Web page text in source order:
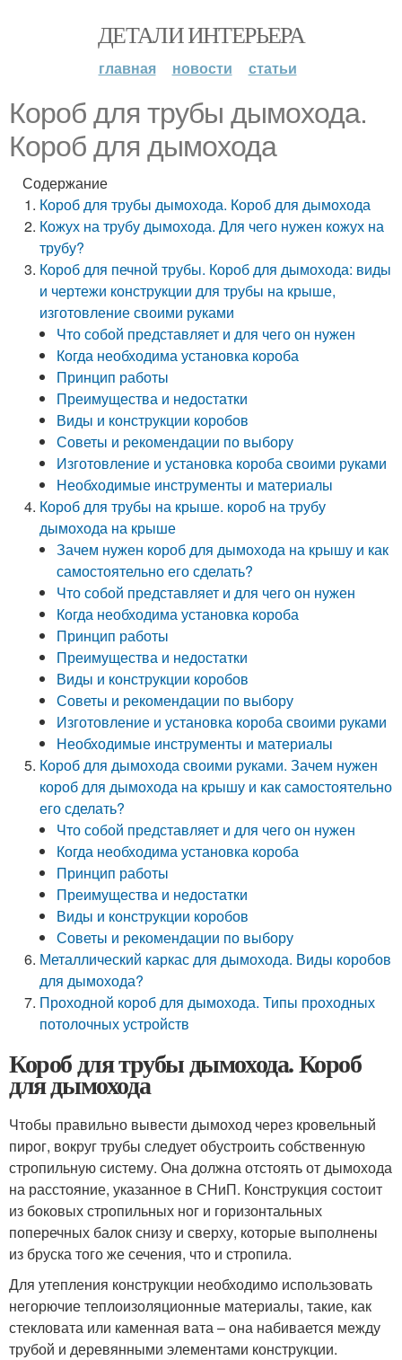
ДЕТАЛИ ИНТЕРЬЕРА
главная новости статьи
Короб для трубы дымохода.
Короб для дымохода
Содержание
Короб для трубы дымохода. Короб для дымохода
Кожух на трубу дымохода. Для чего нужен кожух на
трубу?
Короб для печной трубы. Короб для дымохода: виды
и чертежи конструкции для трубы на крыше,
изготовление своими руками
Что собой представляет и для чего он нужен
Когда необходима установка короба
Принцип работы
Преимущества и недостатки
Виды и конструкции коробов
Советы и рекомендации по выбору
Изготовление и установка короба своими руками
Необходимые инструменты и материалы
Короб для трубы на крыше. короб на трубу
дымохода на крыше
Зачем нужен короб для дымохода на крышу и как
самостоятельно его сделать?
Что собой представляет и для чего он нужен
Когда необходима установка короба
Принцип работы
Преимущества и недостатки
Виды и конструкции коробов
Советы и рекомендации по выбору
Изготовление и установка короба своими руками
Необходимые инструменты и материалы
Короб для дымохода своими руками. Зачем нужен
короб для дымохода на крышу и как самостоятельно
его сделать?
Что собой представляет и для чего он нужен
Когда необходима установка короба
Принцип работы
Преимущества и недостатки
Виды и конструкции коробов
Советы и рекомендации по выбору
Металлический каркас для дымохода. Виды коробов
для дымохода?
Проходной короб для дымохода. Типы проходных
потолочных устройств
Короб для трубы дымохода. Короб
для дымохода
Чтобы правильно вывести дымоход через кровельный
пирог, вокруг трубы следует обустроить собственную
стропильную систему. Она должна отстоять от дымохода
на расстояние, указанное в СНиП. Конструкция состоит
из боковых стропильных ног и горизонтальных
поперечных балок снизу и сверху, которые выполнены
из бруска того же сечения, что и стропила.
Для утепления конструкции необходимо использовать
негорючие теплоизоляционные материалы, такие, как
стекловата или каменная вата – она набивается между
трубой и деревянными элементами конструкции.